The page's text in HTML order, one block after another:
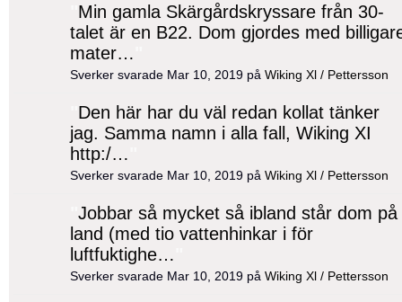
Min gamla Skärgårdskryssare från 30-
talet är en B22. Dom gjordes med
mater…
Sverker svarade Mar 10, 2019 på Wiking Xl / Pettersson
Den här har du väl redan kollat tänker
jag. Samma namn i alla fall, Wiking XI
http:/…
Sverker svarade Mar 10, 2019 på Wiking Xl / Pettersson
Jobbar så mycket så ibland står dom på
land (med tio vattenhinkar i för
luftfuktighe…
Sverker svarade Mar 10, 2019 på Wiking Xl / Pettersson